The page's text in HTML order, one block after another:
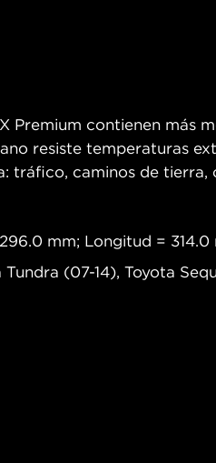
Premium contienen más
resiste temperaturas
tráfico, caminos de
mm; Longitud = 314.0
(07-14), Toyota